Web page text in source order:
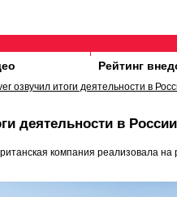
Рейтинг
озвучил итоги деятельности в
деятельности в России
компания реализовала на